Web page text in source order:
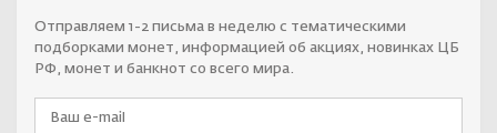
Отправляем 1-2 письма в неделю с тематическими
подборками монет, информацией об акциях, новинках ЦБ
РФ, монет и банкнот со всего мира.